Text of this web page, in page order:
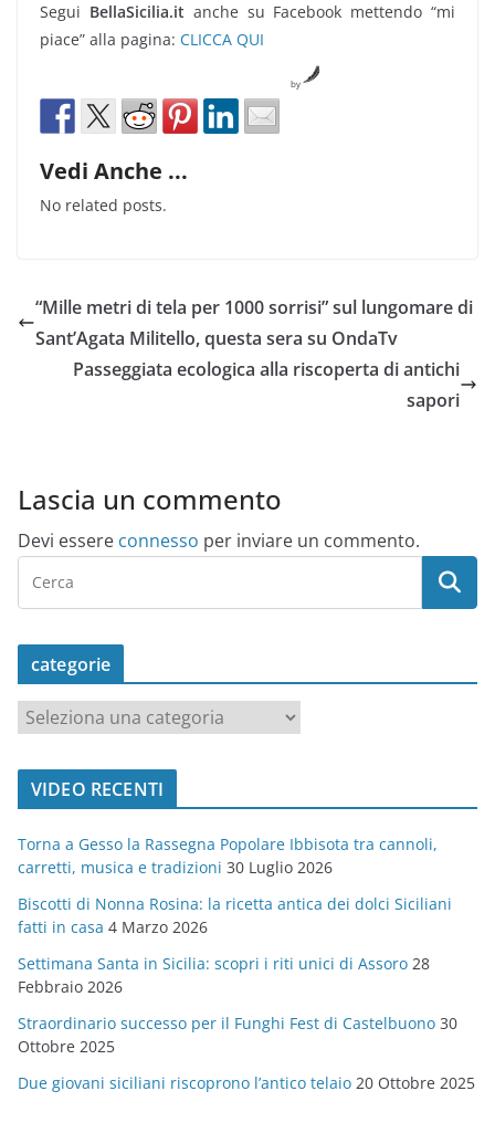
Segui BellaSicilia.it anche su Facebook mettendo “mi
piace” alla pagina: CLICCA QUI
by
Vedi Anche ...
No related posts.
“Mille metri di tela per 1000 sorrisi” sul lungomare di
Sant’Agata Militello, questa sera su OndaTv
Passeggiata ecologica alla riscoperta di antichi
sapori
Lascia un commento
Devi essere connesso per inviare un commento.
categorie
a
t
o
r
i
e
VIDEO RECENTI
Torna a Gesso la Rassegna Popolare Ibbisota tra cannoli,
carretti, musica e tradizioni 30 Luglio 2026
Biscotti di Nonna Rosina: la ricetta antica dei dolci Siciliani
fatti in casa 4 Marzo 2026
Settimana Santa in Sicilia: scopri i riti unici di Assoro 28
Febbraio 2026
Straordinario successo per il Funghi Fest di Castelbuono 30
Ottobre 2025
Due giovani siciliani riscoprono l’antico telaio 20 Ottobre 2025